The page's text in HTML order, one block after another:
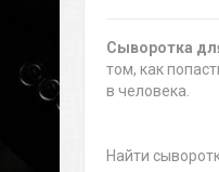
Сыворотка
том, как
в человека.
Найти